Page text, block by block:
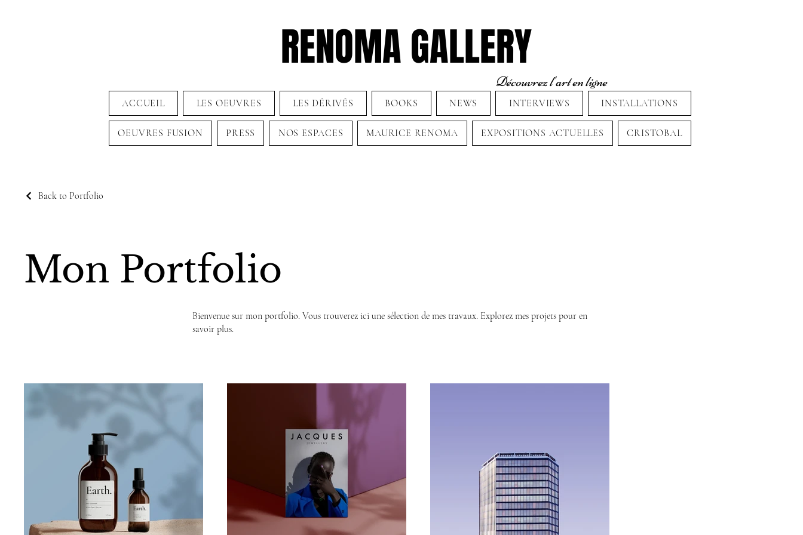
RENOMA GALLERY
Découvrez l'art en ligne
ACCUEIL LES OEUVRES LES DÉRIVÉS BOOKS NEWS INTERVIEWS INSTALLATIONS
OEUVRES FUSION PRESS NOS ESPACES MAURICE RENOMA EXPOSITIONS ACTUELLES CRISTOBAL
Back to Portfolio
Mon Portfolio
Bienvenue sur mon portfolio. Vous trouverez ici une sélection de mes travaux. Explorez mes projets pour en
savoir plus.